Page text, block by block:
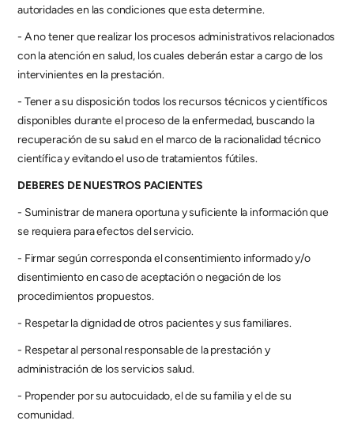
autoridades en las condiciones que esta determine.
- A no tener que realizar los procesos administrativos relacionados
con la atención en salud, los cuales deberán estar a cargo de los
intervinientes en la prestación.
- Tener a su disposición todos los recursos técnicos y científicos
disponibles durante el proceso de la enfermedad, buscando la
recuperación de su salud en el marco de la racionalidad técnico
científica y evitando el uso de tratamientos fútiles.
DEBERES DE NUESTROS PACIENTES
- Suministrar de manera oportuna y suficiente la información que
se requiera para efectos del servicio.
- Firmar según corresponda el consentimiento informado y/o
disentimiento en caso de aceptación o negación de los
procedimientos propuestos.
- Respetar la dignidad de otros pacientes y sus familiares.
- Respetar al personal responsable de la prestación y
administración de los servicios salud.
- Propender por su autocuidado, el de su familia y el de su
comunidad.